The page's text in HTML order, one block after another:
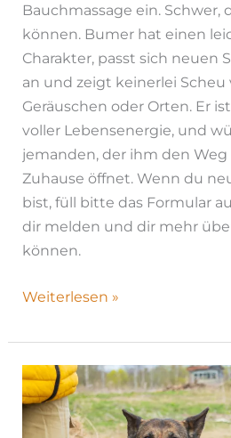
Bauchmassage ein. Schwer,
können. Bumer hat einen
Charakter, passt sich neuen
an und zeigt keinerlei
Geräuschen oder Orten. Er
voller Lebensenergie, und
jemanden, der ihm den
Zuhause öffnet. Wenn du
bist, füll bitte das Formular
dir melden und dir mehr
können.
Weiterlesen »
Nanee
|
H25-